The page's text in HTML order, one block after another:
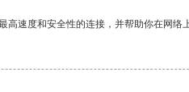
速度和安全性的连接，并帮助你在网络